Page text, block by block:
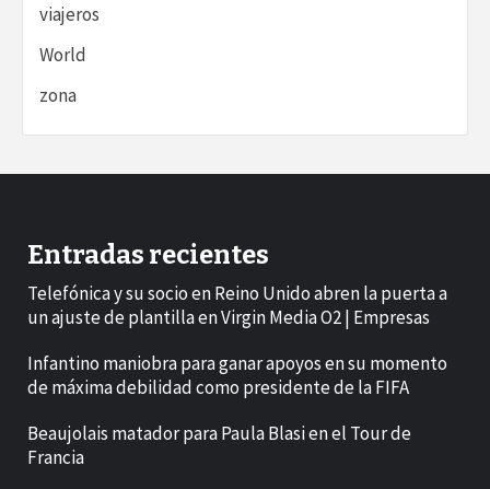
viajeros
World
zona
Entradas recientes
Telefónica y su socio en Reino Unido abren la puerta a
un ajuste de plantilla en Virgin Media O2 | Empresas
Infantino maniobra para ganar apoyos en su momento
de máxima debilidad como presidente de la FIFA
Beaujolais matador para Paula Blasi en el Tour de
Francia